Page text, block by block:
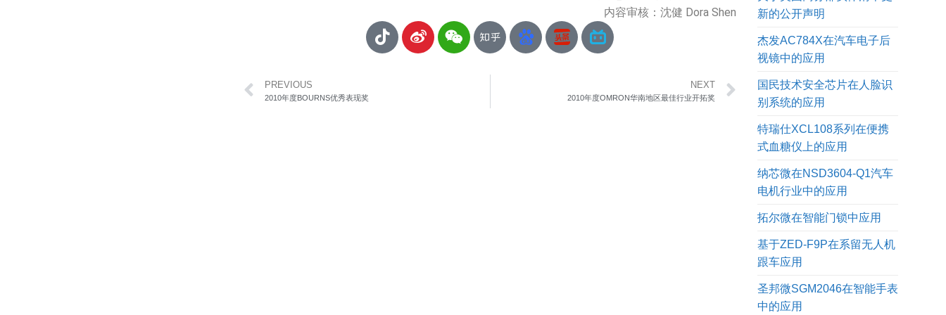
内容审核：沈健 Dora Shen
PREVIOUS
2010年度BOURNS优秀表现奖
NEXT
2010年度OMRON华南地区最佳行业开拓奖
新的公开声明
杰发AC784X在汽车电子后
视镜中的应用
国民技术安全芯片在人脸识
别系统的应用
特瑞仕XCL108系列在便携
式血糖仪上的应用
纳芯微在NSD3604-Q1汽车
电机行业中的应用
拓尔微在智能门锁中应用
基于ZED-F9P在系留无人机
跟车应用
圣邦微SGM2046在智能手表
中的应用